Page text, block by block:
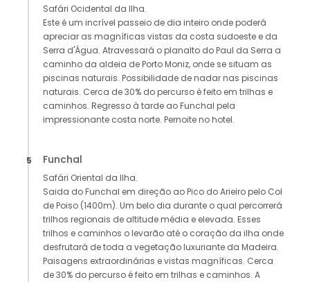
Safári Ocidental da Ilha.
Este é um incrível passeio de dia inteiro onde poderá
apreciar as magníficas vistas da costa sudoeste e da
Serra d'Água. Atravessará o planalto do Paul da Serra a
caminho da aldeia de Porto Moniz, onde se situam as
piscinas naturais. Possibilidade de nadar nas piscinas
naturais. Cerca de 30% do percurso é feito em trilhas e
caminhos. Regresso à tarde ao Funchal pela
impressionante costa norte. Pernoite no hotel.
5 Funchal
Safári Oriental da Ilha.
Saida do Funchal em direção ao Pico do Arieiro pelo Col
de Poiso (1400m). Um belo dia durante o qual percorrerá
trilhos regionais de altitude média e elevada. Esses
trilhos e caminhos o levarão até o coração da ilha onde
desfrutará de toda a vegetação luxuriante da Madeira.
Paisagens extraordinárias e vistas magníficas. Cerca
de 30% do percurso é feito em trilhas e caminhos. A